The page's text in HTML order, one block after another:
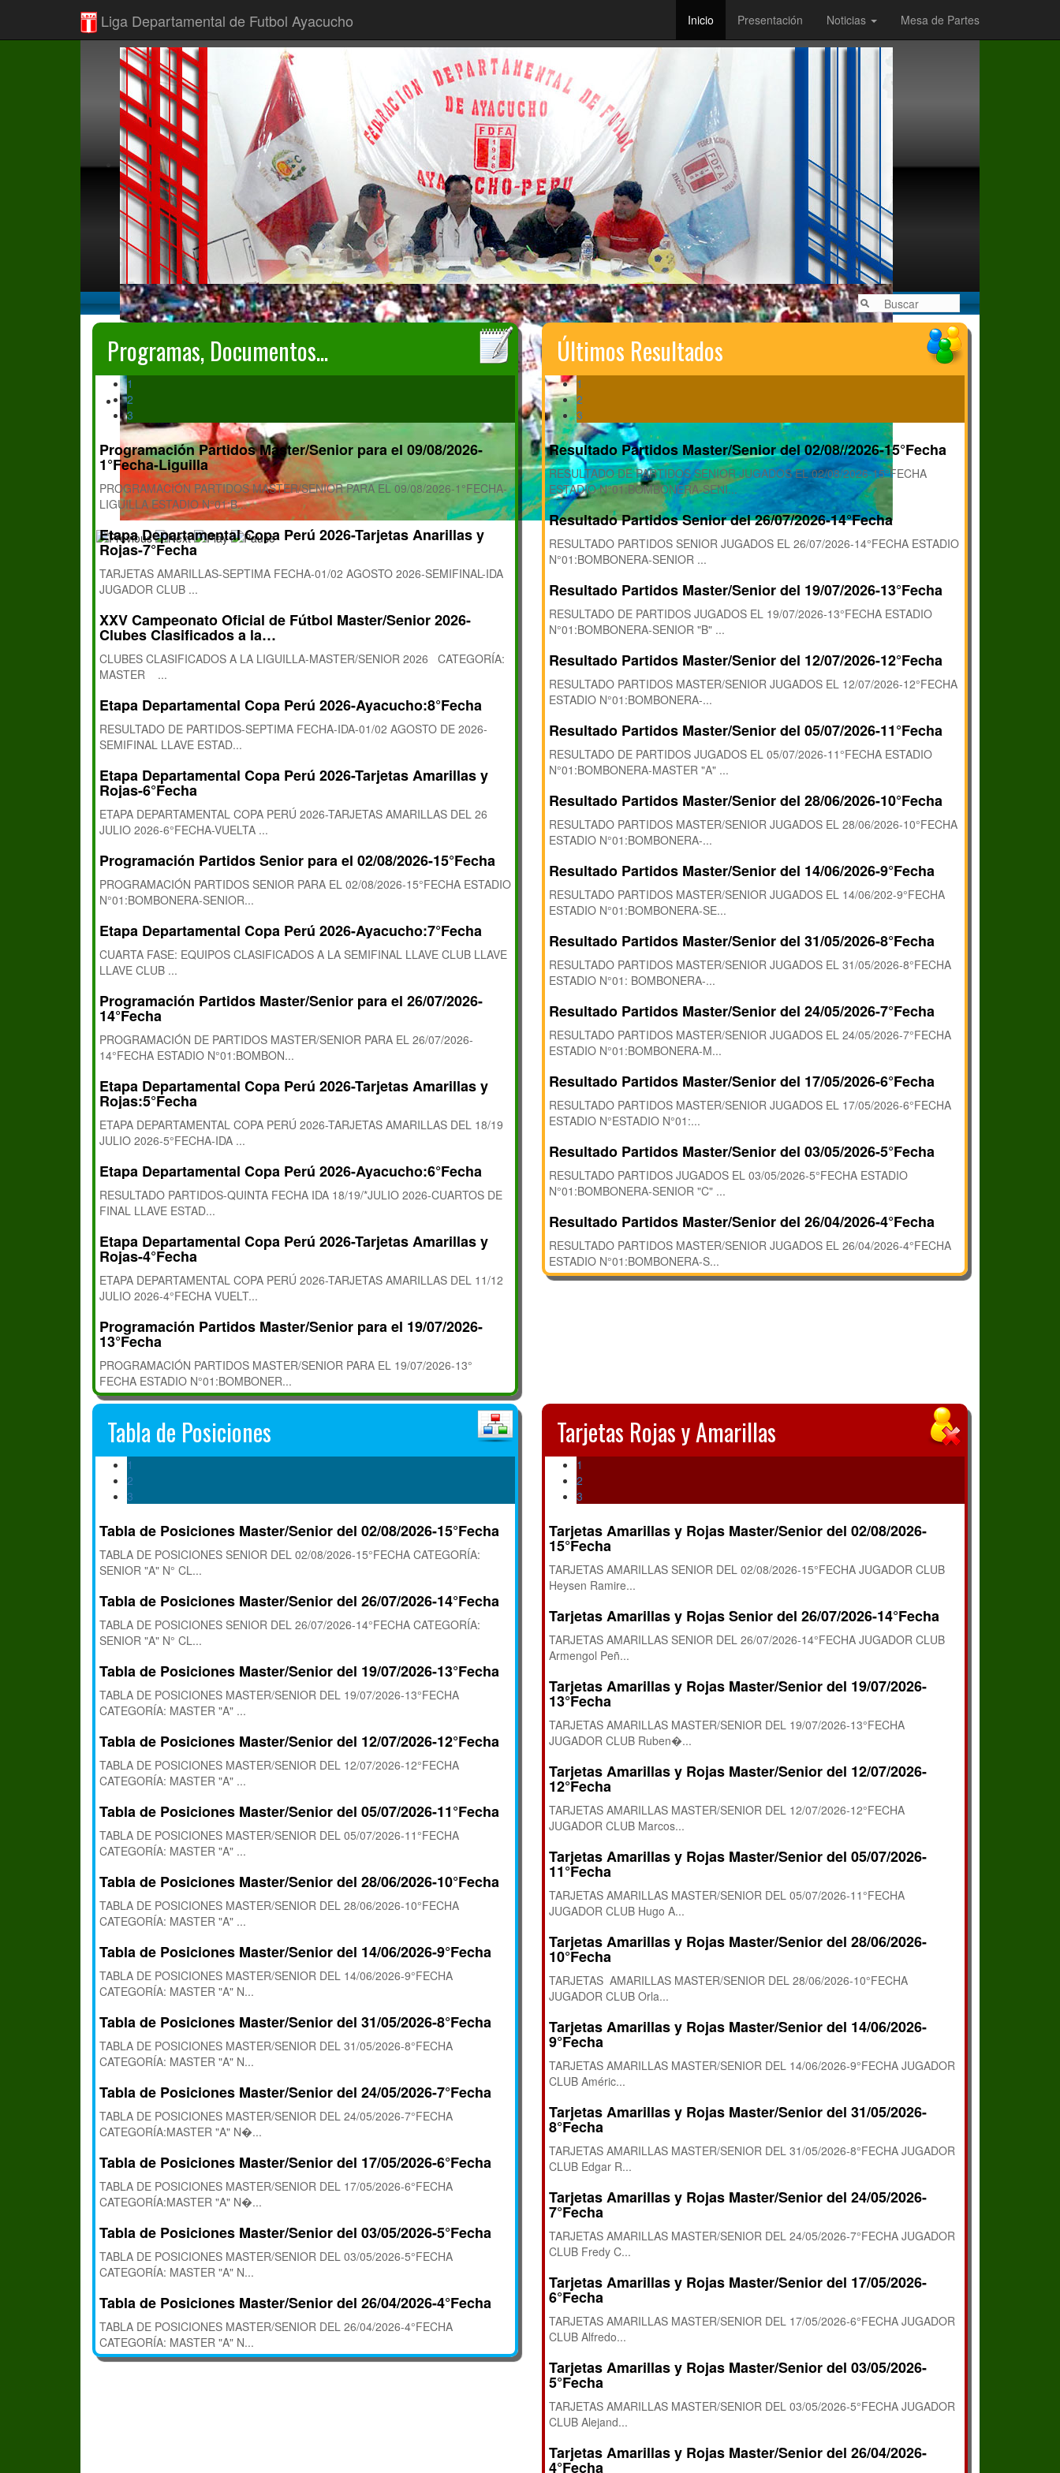
Liga Departamental de Futbol Ayacucho Inicio Presentación Noticias Mesa de Partes
Programas, Documentos...
1
2
3
Programación Partidos Master/Senior para el 09/08/2026-
1°Fecha-Liguilla
PROGRAMACIÓN PARTIDOS MASTER/SENIOR PARA EL 09/08/2026-1°FECHA-
LIGUILLA ESTADIO N°01:B...
Etapa Departamental Copa Perú 2026-Tarjetas Anarillas y
Rojas-7°Fecha
TARJETAS AMARILLAS-SEPTIMA FECHA-01/02 AGOSTO 2026-SEMIFINAL-IDA
JUGADOR CLUB ...
XXV Campeonato Oficial de Fútbol Master/Senior 2026-
Clubes Clasificados a la…
CLUBES CLASIFICADOS A LA LIGUILLA-MASTER/SENIOR 2026 CATEGORÍA:
MASTER ...
Etapa Departamental Copa Perú 2026-Ayacucho:8°Fecha
RESULTADO DE PARTIDOS-SEPTIMA FECHA-IDA-01/02 AGOSTO DE 2026-
SEMIFINAL LLAVE ESTAD...
Etapa Departamental Copa Perú 2026-Tarjetas Amarillas y
Rojas-6°Fecha
ETAPA DEPARTAMENTAL COPA PERÚ 2026-TARJETAS AMARILLAS DEL 26
JULIO 2026-6°FECHA-VUELTA ...
Programación Partidos Senior para el 02/08/2026-15°Fecha
PROGRAMACIÓN PARTIDOS SENIOR PARA EL 02/08/2026-15°FECHA ESTADIO
N°01:BOMBONERA-SENIOR...
Etapa Departamental Copa Perú 2026-Ayacucho:7°Fecha
CUARTA FASE: EQUIPOS CLASIFICADOS A LA SEMIFINAL LLAVE CLUB LLAVE
LLAVE CLUB ...
Programación Partidos Master/Senior para el 26/07/2026-
14°Fecha
PROGRAMACIÓN DE PARTIDOS MASTER/SENIOR PARA EL 26/07/2026-
14°FECHA ESTADIO N°01:BOMBON...
Etapa Departamental Copa Perú 2026-Tarjetas Amarillas y
Rojas:5°Fecha
ETAPA DEPARTAMENTAL COPA PERÚ 2026-TARJETAS AMARILLAS DEL 18/19
JULIO 2026-5°FECHA-IDA ...
Etapa Departamental Copa Perú 2026-Ayacucho:6°Fecha
RESULTADO PARTIDOS-QUINTA FECHA IDA 18/19/*JULIO 2026-CUARTOS DE
FINAL LLAVE ESTAD...
Etapa Departamental Copa Perú 2026-Tarjetas Amarillas y
Rojas-4°Fecha
ETAPA DEPARTAMENTAL COPA PERÚ 2026-TARJETAS AMARILLAS DEL 11/12
JULIO 2026-4°FECHA VUELT...
Programación Partidos Master/Senior para el 19/07/2026-
13°Fecha
PROGRAMACIÓN PARTIDOS MASTER/SENIOR PARA EL 19/07/2026-13°
FECHA ESTADIO N°01:BOMBONER...
Últimos Resultados
1
2
3
Resultado Partidos Master/Senior del 02/08//2026-15°Fecha
RESULTADO DE PARTIDOS SENIOR JUGADOS EL 02/08/2026-15°FECHA
ESTADIO N°01:BOMBONERA-SENI...
Resultado Partidos Senior del 26/07/2026-14°Fecha
RESULTADO PARTIDOS SENIOR JUGADOS EL 26/07/2026-14°FECHA ESTADIO
N°01:BOMBONERA-SENIOR ...
Resultado Partidos Master/Senior del 19/07/2026-13°Fecha
RESULTADO DE PARTIDOS JUGADOS EL 19/07/2026-13°FECHA ESTADIO
N°01:BOMBONERA-SENIOR "B" ...
Resultado Partidos Master/Senior del 12/07/2026-12°Fecha
RESULTADO PARTIDOS MASTER/SENIOR JUGADOS EL 12/07/2026-12°FECHA
ESTADIO N°01:BOMBONERA-...
Resultado Partidos Master/Senior del 05/07/2026-11°Fecha
RESULTADO DE PARTIDOS JUGADOS EL 05/07/2026-11°FECHA ESTADIO
N°01:BOMBONERA-MASTER "A" ...
Resultado Partidos Master/Senior del 28/06/2026-10°Fecha
RESULTADO PARTIDOS MASTER/SENIOR JUGADOS EL 28/06/2026-10°FECHA
ESTADIO N°01:BOMBONERA-...
Resultado Partidos Master/Senior del 14/06/2026-9°Fecha
RESULTADO PARTIDOS MASTER/SENIOR JUGADOS EL 14/06/202-9°FECHA
ESTADIO N°01:BOMBONERA-SE...
Resultado Partidos Master/Senior del 31/05/2026-8°Fecha
RESULTADO PARTIDOS MASTER/SENIOR JUGADOS EL 31/05/2026-8°FECHA
ESTADIO N°01: BOMBONERA-...
Resultado Partidos Master/Senior del 24/05/2026-7°Fecha
RESULTADO PARTIDOS MASTER/SENIOR JUGADOS EL 24/05/2026-7°FECHA
ESTADIO N°01:BOMBONERA-M...
Resultado Partidos Master/Senior del 17/05/2026-6°Fecha
RESULTADO PARTIDOS MASTER/SENIOR JUGADOS EL 17/05/2026-6°FECHA
ESTADIO N°ESTADIO N°01:...
Resultado Partidos Master/Senior del 03/05/2026-5°Fecha
RESULTADO PARTIDOS JUGADOS EL 03/05/2026-5°FECHA ESTADIO
N°01:BOMBONERA-SENIOR "C" ...
Resultado Partidos Master/Senior del 26/04/2026-4°Fecha
RESULTADO PARTIDOS MASTER/SENIOR JUGADOS EL 26/04/2026-4°FECHA
ESTADIO N°01:BOMBONERA-S...
Tabla de Posiciones
1
2
3
Tabla de Posiciones Master/Senior del 02/08/2026-15°Fecha
TABLA DE POSICIONES SENIOR DEL 02/08/2026-15°FECHA CATEGORÍA:
SENIOR "A" N° CL...
Tabla de Posiciones Master/Senior del 26/07/2026-14°Fecha
TABLA DE POSICIONES SENIOR DEL 26/07/2026-14°FECHA CATEGORÍA:
SENIOR "A" N° CL...
Tabla de Posiciones Master/Senior del 19/07/2026-13°Fecha
TABLA DE POSICIONES MASTER/SENIOR DEL 19/07/2026-13°FECHA
CATEGORÍA: MASTER "A" ...
Tabla de Posiciones Master/Senior del 12/07/2026-12°Fecha
TABLA DE POSICIONES MASTER/SENIOR DEL 12/07/2026-12°FECHA
CATEGORÍA: MASTER "A" ...
Tabla de Posiciones Master/Senior del 05/07/2026-11°Fecha
TABLA DE POSICIONES MASTER/SENIOR DEL 05/07/2026-11°FECHA
CATEGORÍA: MASTER "A" ...
Tabla de Posiciones Master/Senior del 28/06/2026-10°Fecha
TABLA DE POSICIONES MASTER/SENIOR DEL 28/06/2026-10°FECHA
CATEGORÍA: MASTER "A" ...
Tabla de Posiciones Master/Senior del 14/06/2026-9°Fecha
TABLA DE POSICIONES MASTER/SENIOR DEL 14/06/2026-9°FECHA
CATEGORÍA: MASTER "A" N...
Tabla de Posiciones Master/Senior del 31/05/2026-8°Fecha
TABLA DE POSICIONES MASTER/SENIOR DEL 31/05/2026-8°FECHA
CATEGORÍA: MASTER "A" N...
Tabla de Posiciones Master/Senior del 24/05/2026-7°Fecha
TABLA DE POSICIONES MASTER/SENIOR DEL 24/05/2026-7°FECHA
CATEGORÍA:MASTER "A" N�...
Tabla de Posiciones Master/Senior del 17/05/2026-6°Fecha
TABLA DE POSICIONES MASTER/SENIOR DEL 17/05/2026-6°FECHA
CATEGORÍA:MASTER "A" N�...
Tabla de Posiciones Master/Senior del 03/05/2026-5°Fecha
TABLA DE POSICIONES MASTER/SENIOR DEL 03/05/2026-5°FECHA
CATEGORÍA: MASTER "A" N...
Tabla de Posiciones Master/Senior del 26/04/2026-4°Fecha
TABLA DE POSICIONES MASTER/SENIOR DEL 26/04/2026-4°FECHA
CATEGORÍA: MASTER "A" N...
Tarjetas Rojas y Amarillas
1
2
3
Tarjetas Amarillas y Rojas Master/Senior del 02/08/2026-
15°Fecha
TARJETAS AMARILLAS SENIOR DEL 02/08/2026-15°FECHA JUGADOR CLUB
Heysen Ramire...
Tarjetas Amarillas y Rojas Senior del 26/07/2026-14°Fecha
TARJETAS AMARILLAS SENIOR DEL 26/07/2026-14°FECHA JUGADOR CLUB
Armengol Peñ...
Tarjetas Amarillas y Rojas Master/Senior del 19/07/2026-
13°Fecha
TARJETAS AMARILLAS MASTER/SENIOR DEL 19/07/2026-13°FECHA
JUGADOR CLUB Ruben�...
Tarjetas Amarillas y Rojas Master/Senior del 12/07/2026-
12°Fecha
TARJETAS AMARILLAS MASTER/SENIOR DEL 12/07/2026-12°FECHA
JUGADOR CLUB Marcos...
Tarjetas Amarillas y Rojas Master/Senior del 05/07/2026-
11°Fecha
TARJETAS AMARILLAS MASTER/SENIOR DEL 05/07/2026-11°FECHA
JUGADOR CLUB Hugo A...
Tarjetas Amarillas y Rojas Master/Senior del 28/06/2026-
10°Fecha
TARJETAS AMARILLAS MASTER/SENIOR DEL 28/06/2026-10°FECHA
JUGADOR CLUB Orla...
Tarjetas Amarillas y Rojas Master/Senior del 14/06/2026-
9°Fecha
TARJETAS AMARILLAS MASTER/SENIOR DEL 14/06/2026-9°FECHA JUGADOR
CLUB Améric...
Tarjetas Amarillas y Rojas Master/Senior del 31/05/2026-
8°Fecha
TARJETAS AMARILLAS MASTER/SENIOR DEL 31/05/2026-8°FECHA JUGADOR
CLUB Edgar R...
Tarjetas Amarillas y Rojas Master/Senior del 24/05/2026-
7°Fecha
TARJETAS AMARILLAS MASTER/SENIOR DEL 24/05/2026-7°FECHA JUGADOR
CLUB Fredy C...
Tarjetas Amarillas y Rojas Master/Senior del 17/05/2026-
6°Fecha
TARJETAS AMARILLAS MASTER/SENIOR DEL 17/05/2026-6°FECHA JUGADOR
CLUB Alfredo...
Tarjetas Amarillas y Rojas Master/Senior del 03/05/2026-
5°Fecha
TARJETAS AMARILLAS MASTER/SENIOR DEL 03/05/2026-5°FECHA JUGADOR
CLUB Alejand...
Tarjetas Amarillas y Rojas Master/Senior del 26/04/2026-
4°Fecha